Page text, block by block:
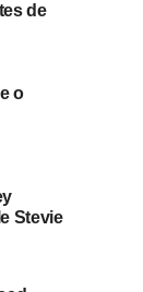
de
o
Stevie